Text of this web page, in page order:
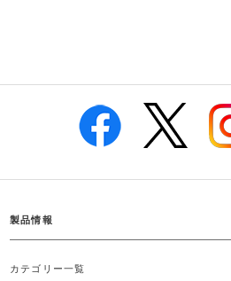
製品情報
カテゴリー一覧